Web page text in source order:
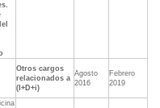
Otros cargos
relacionados a
(I+D+i)
Agosto
2016
Febrero
2019